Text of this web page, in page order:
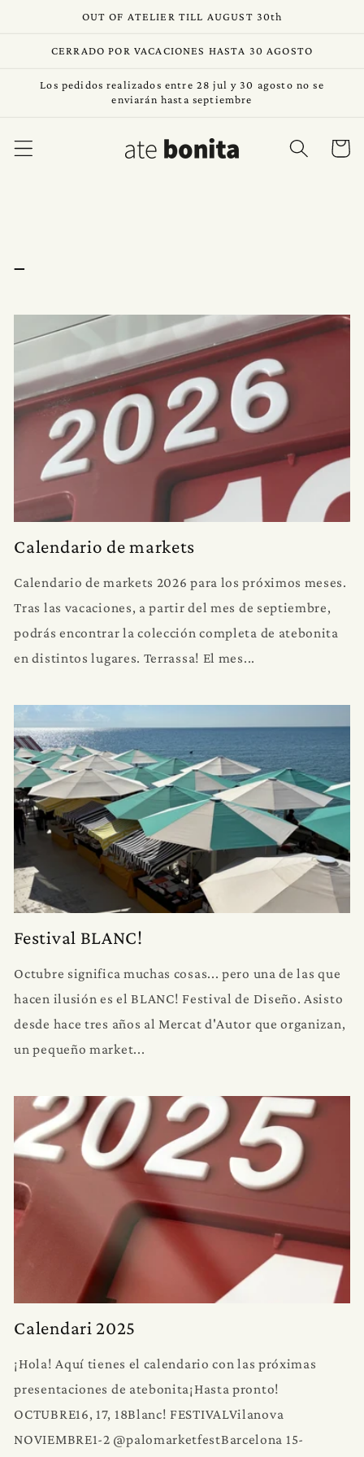
directamentOUT OF ATELIER TILL AUGUST 30th
CERRADO POR VACACIONES HASTA 30 AGOSTO
Los pedidos realizados entre 28 jul y 30 agosto no se
enviarán hasta septiembre
Cistella
Calendario de markets
Calendario de markets 2026 para los próximos meses.
Tras las vacaciones, a partir del mes de septiembre,
podrás encontrar la colección completa de atebonita
en distintos lugares. Terrassa! El mes...
Festival BLANC!
Octubre significa muchas cosas... pero una de las que
hacen ilusión es el BLANC! Festival de Diseño. Asisto
desde hace tres años al Mercat d'Autor que organizan,
un pequeño market...
Calendari 2025
¡Hola! Aquí tienes el calendario con las próximas
presentaciones de atebonita¡Hasta pronto!
OCTUBRE16, 17, 18Blanc! FESTIVALVilanova
NOVIEMBRE1-2 @palomarketfestBarcelona 15-